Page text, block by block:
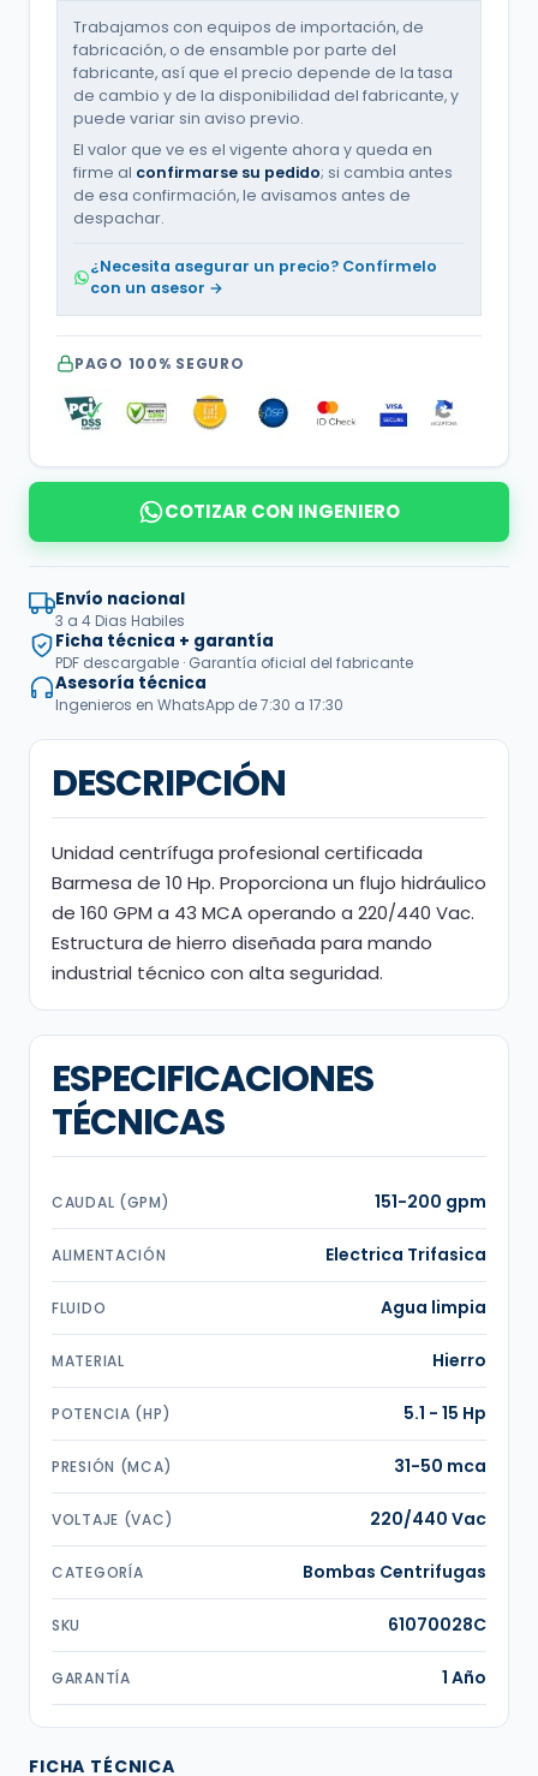
Trabajamos con equipos de importación, de
fabricación, o de ensamble por parte del
fabricante, así que el precio depende de la tasa
de cambio y de la disponibilidad del fabricante, y
puede variar sin aviso previo.
El valor que ve es el vigente ahora y queda en
firme al confirmarse su pedido; si cambia antes
de esa confirmación, le avisamos antes de
despachar.
¿Necesita asegurar un precio? Confírmelo
con un asesor →
PAGO 100% SEGURO
COTIZAR CON INGENIERO
Envío nacional
3 a 4 Dias Habiles
Ficha técnica + garantía
PDF descargable · Garantía oficial del fabricante
Asesoría técnica
Ingenieros en WhatsApp de 7:30 a 17:30
DESCRIPCIÓN
Unidad centrífuga profesional certificada
Barmesa de 10 Hp. Proporciona un flujo hidráulico
de 160 GPM a 43 MCA operando a 220/440 Vac.
Estructura de hierro diseñada para mando
industrial técnico con alta seguridad.
ESPECIFICACIONES
TÉCNICAS
CAUDAL (GPM) 151-200 gpm
ALIMENTACIÓN Electrica Trifasica
FLUIDO Agua limpia
MATERIAL Hierro
POTENCIA (HP) 5.1 - 15 Hp
PRESIÓN (MCA) 31-50 mca
VOLTAJE (VAC) 220/440 Vac
CATEGORÍA Bombas Centrifugas
SKU 61070028C
GARANTÍA 1 Año
FICHA TÉCNICA